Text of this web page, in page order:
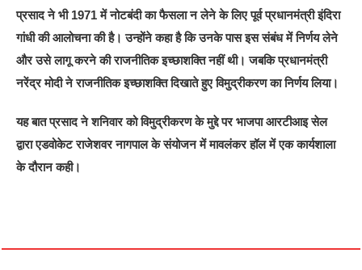
प्रसाद ने भी 1971 में नोटबंदी का फैसला न लेने के लिए पूर्व प्रधानमंत्री इंदिरा
गांधी की आलोचना की है। उन्‍होंने कहा है कि उनके पास इस संबंध में निर्णय लेने
और उसे लागू करने की राजनीतिक इच्छाशक्ति नहीं थी। जबकि प्रधानमंत्री
नरेंद्र मोदी ने राजनीतिक इच्छाशक्ति दिखाते हुए विमुद्रीकरण का निर्णय लिया।
यह बात प्रसाद ने शनिवार को विमुद्रीकरण के मुद्दे पर भाजपा आरटीआइ सेल
द्वारा एडवोकेट राजेशवर नागपाल के संयोजन में मावलंकर हॉल में एक कार्यशाला
के दौरान कही।